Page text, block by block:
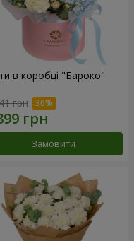
в коробці "Бароко"
грн
Замовити